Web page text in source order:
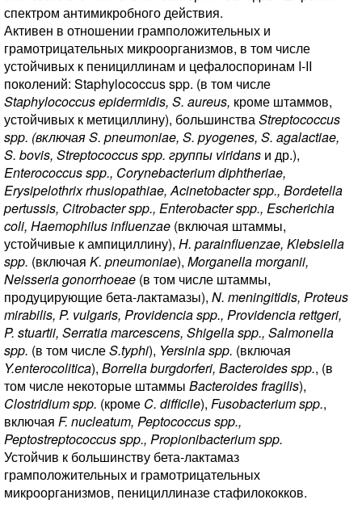
спектром антимикробного действия.
Активен в отношении грамположительных и
грамотрицательных микроорганизмов, в том числе
устойчивых к пенициллинам и цефалоспоринам I-II
поколений: Staphylococcus spp. (в том числе
Staphylococcus epidermidis, S. aureus, кроме штаммов,
устойчивых к метициллину), большинстваStreptococcus
spp. (включая S. pneumoniae, S. pyogenes, S. agalactiae,
S. bovis, Streptococcus spp. группы viridans и др.),
Enterococcus spp., Corynebacterium diphtheriae,
Erysipelothrix rhusiopathiae, Acinetobacter spp., Bordetella
pertussis, Citrobacter spp., Enterobacter spp., Escherichia
coli, Haemophilus influenzae (включая штаммы,
устойчивые к ампициллину), H. parainfluenzae, Klebsiella
spp. (включая K. pneumoniae), Morganella morganii,
Neisseria gonorrhoeae (в том числе штаммы,
продуцирующие бета-лактамазы), N. meningitidis, Proteus
mirabilis, P. vulgaris, Providencia spp., Providencia rettgeri,
P. stuartii, Serratia marcescens, Shigella spp., Salmonella
spp. (в том числеS.typhi), Yersinia spp. (включая
Y.enterocolitica), Borrelia burgdorferi, Bacteroides spp., (в
том числе некоторые штаммы Bacteroides fragilis),
Clostridium spp. (кроме C. difficile), Fusobacterium spp.,
включая F. nucleatum, Peptococcus spp.,
Peptostreptococcus spp., Propionibacterium spp.
Устойчив к большинству бета-лактамаз
грамположительных и грамотрицательных
микроорганизмов, пенициллиназе стафилококков.